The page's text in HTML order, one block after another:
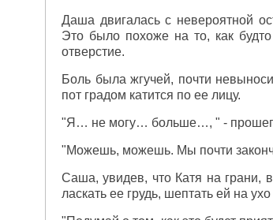
Даша двигалась с невероятной
Это было похоже на то, как
отверстие.
Боль была жгучей, почти
пот градом катится по ее лицу.
"Я… не могу… больше…, " -
"Можешь, можешь. Мы почти
Саша, увидев, что Катя на грани,
ласкать ее грудь, шептать ей на